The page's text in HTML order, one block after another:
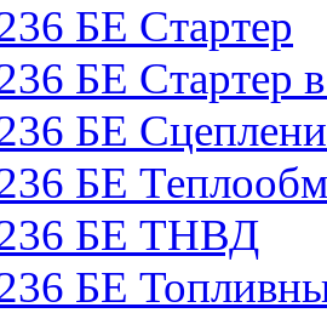
БЕ Стартер
БЕ Стартер в
БЕ
БЕ
БЕ ТНВД
БЕ